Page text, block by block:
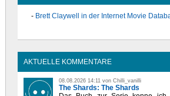
Brett Claywell in der Internet Movie
AKTUELLE KOMMENTARE
08.08.2026 14:11 von Chilli_vanilli
The Shards: The Shards